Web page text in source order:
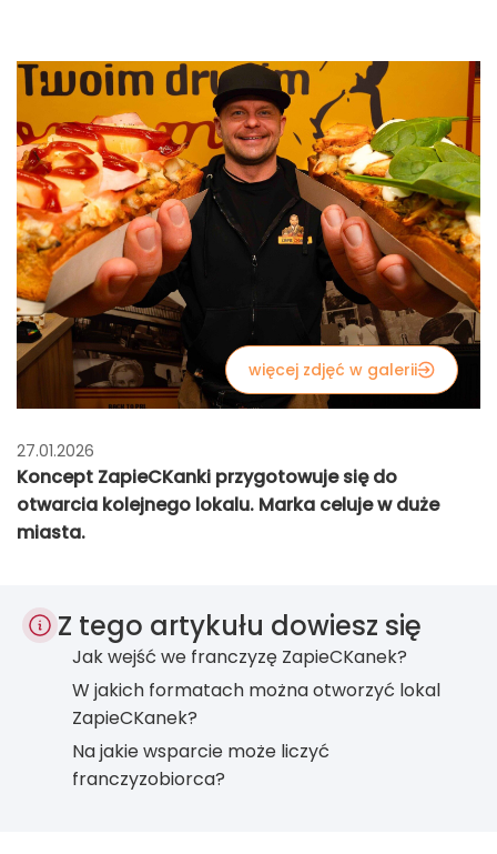
więcej zdjęć w galerii
27.01.2026
Koncept ZapieCKanki przygotowuje się do
otwarcia kolejnego lokalu. Marka celuje w duże
miasta.
Z tego artykułu dowiesz się
Jak wejść we franczyzę ZapieCKanek?
W jakich formatach można otworzyć lokal
ZapieCKanek?
Na jakie wsparcie może liczyć
franczyzobiorca?